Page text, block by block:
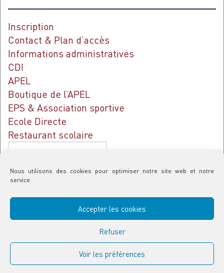
Nous utilisons des cookies pour optimiser notre site web et notre
service.
Accepter les cookies
Refuser
Voir les préférences
Inscription
Contact & Plan d’accès
Informations administratives
CDI
APEL
Boutique de l’APEL
EPS & Association sportive
Ecole Directe
Restaurant scolaire
Politique de confidentialité
Politique de cookies (UE)
Réalisation : Emmanuel HOUZARD